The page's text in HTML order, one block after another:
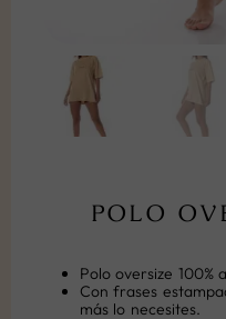
POLO
Polo oversize 100%
Con frases
más lo necesites.